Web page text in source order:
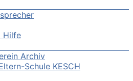
Hilfe
Archiv
Schule KESCH